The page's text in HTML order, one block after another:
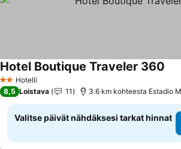
2 Tähtiluokitus
Hotelli
Hotel Boutique Traveler 360
8,5 Loistava 11
Valitse päivät nähdäksesi tarkat hinnat